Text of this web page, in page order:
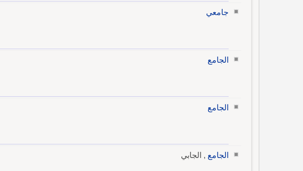
جامعي
الجامع
الجامع
الجامع , الجابي